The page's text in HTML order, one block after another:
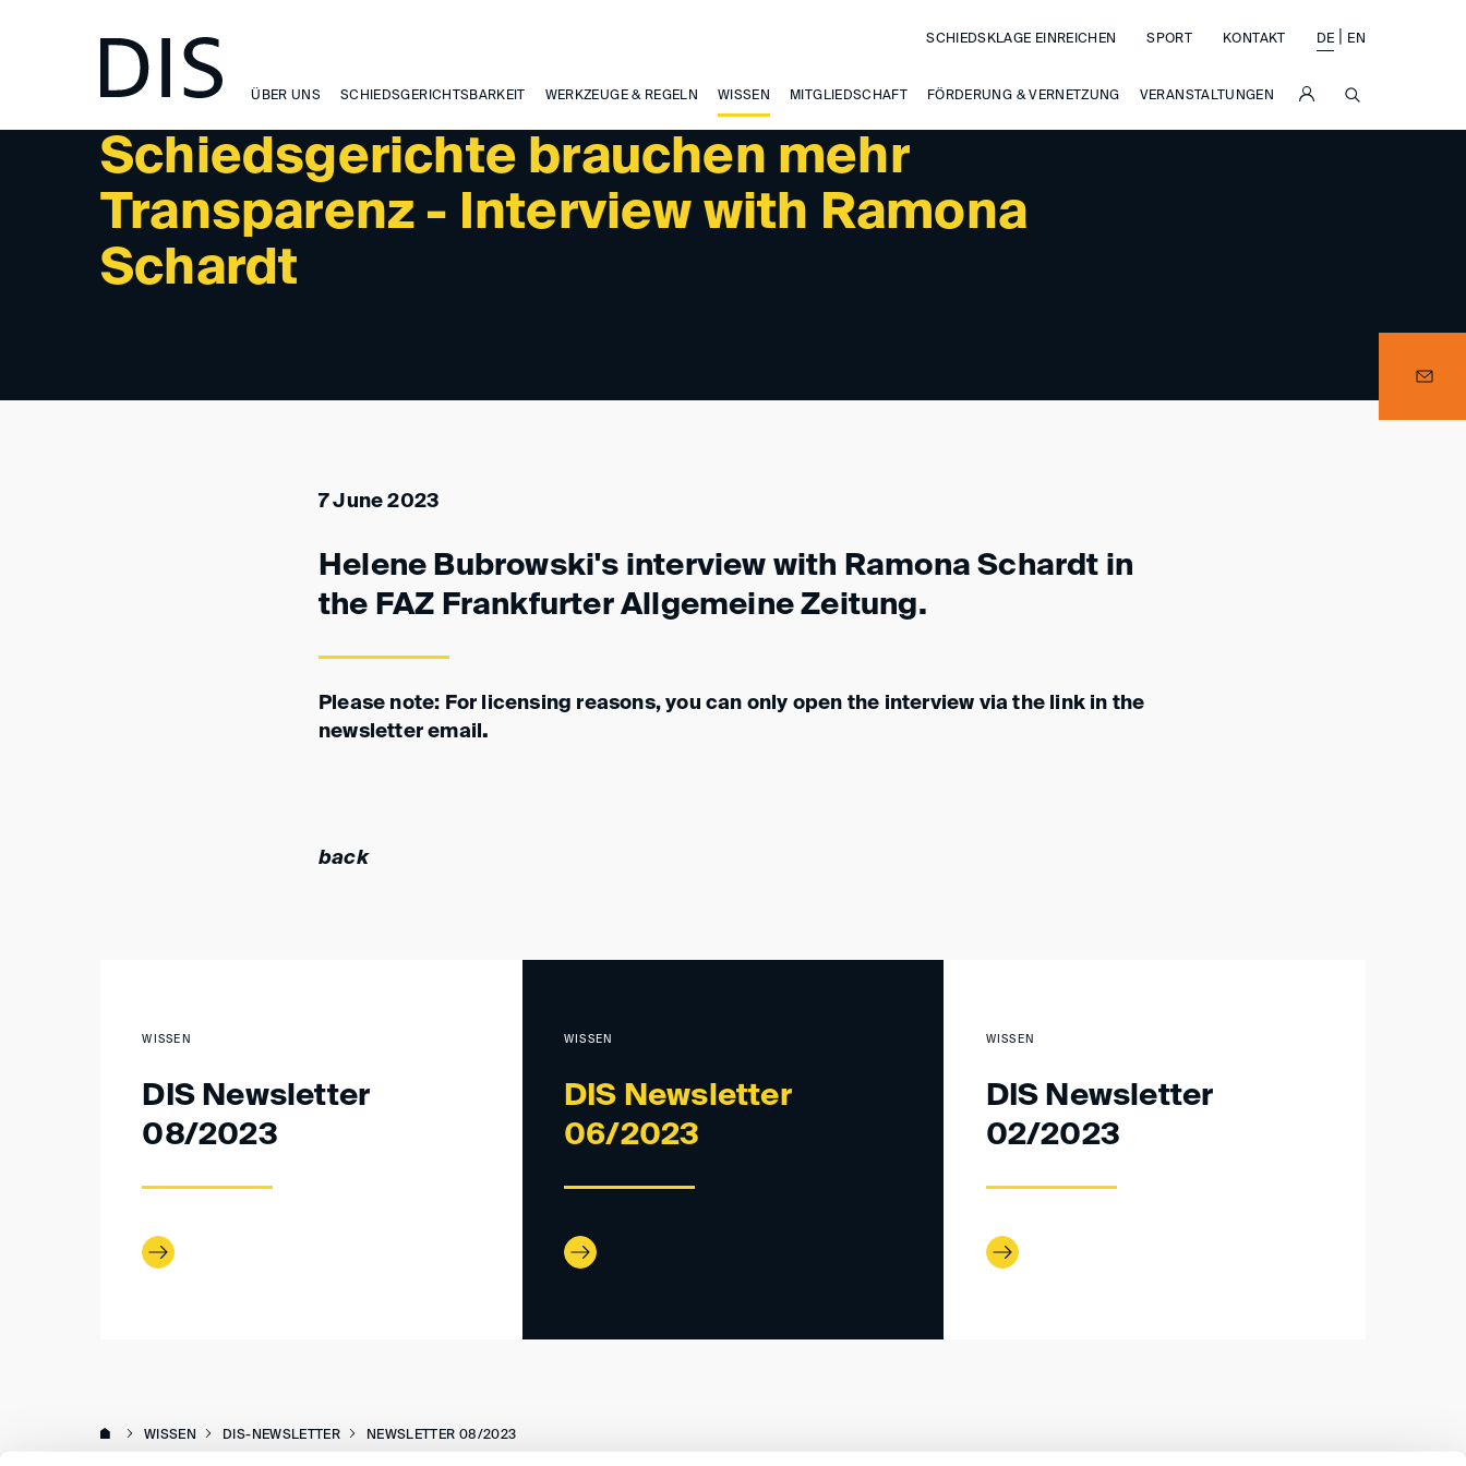
ÜBER UNS SCHIEDSGERICHTSBARKEIT WERKZEUGE & REGELN WISSEN MITGLIEDSCHAFT FÖRDERUNG & VERNETZUNG VERANSTALTUNGEN
SCHIEDSKLAGE EINREICHEN SPORT KONTAKT DE EN
Schiedsgerichte brauchen mehr
Transparenz - Interview with Ramona
Schardt
NEWSLETTER 08/2023 - READINGS
7 June 2023
Helene Bubrowski's interview with Ramona Schardt in
the FAZ Frankfurter Allgemeine Zeitung.
Please note: For licensing reasons, you can only open the interview via the link in the
newsletter email.
back
WISSEN
DIS Newsletter
08/2023
WISSEN
DIS Newsletter
06/2023
WISSEN
DIS Newsletter
02/2023
WISSEN DIS-NEWSLETTER NEWSLETTER 08/2023